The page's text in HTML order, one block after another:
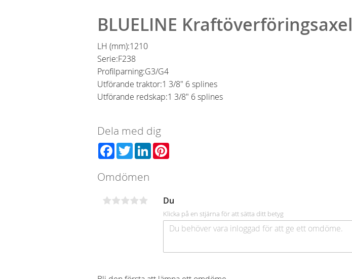
BLUELINE Kraftöverföringsaxel
LH (mm):1210
Serie:F238
Profilparning:G3/G4
Utförande traktor:1 3/8" 6 splines
Utförande redskap:1 3/8" 6 splines
Dela med dig
Facebook
TwitterLinkedIn
Omdömen
Du
Klicka på en stjärna för att sätta ditt betyg